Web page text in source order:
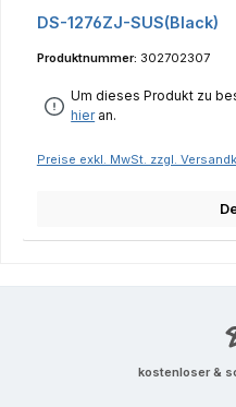
DS-1276ZJ-SUS(Black)
Produktnummer: 302702307
Um dieses Produkt zu
hieran.
Preise exkl. MwSt. zzgl.
kostenloser &